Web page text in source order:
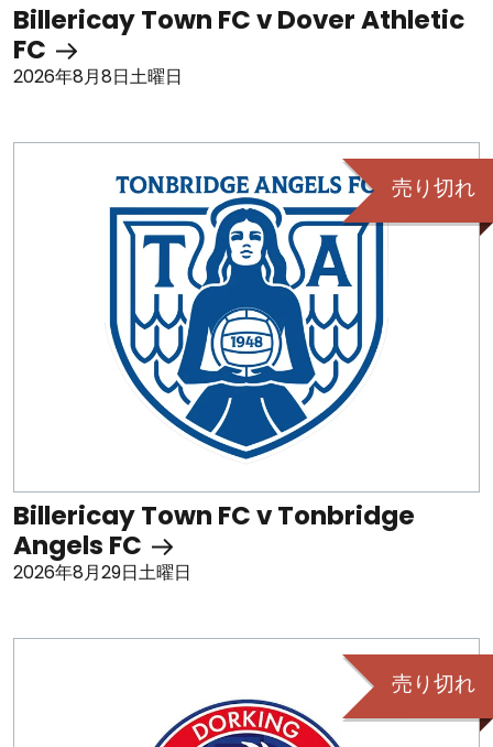
Billericay Town FC v Dover Athletic
FC
2026年8月8日土曜日
売り切れ
Billericay Town FC v Tonbridge
Angels FC
2026年8月29日土曜日
売り切れ